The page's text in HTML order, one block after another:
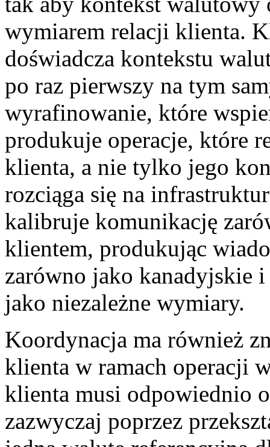
wymiarem relacji klienta.
doświadcza kontekstu
po raz pierwszy na tym
wyrafinowanie, które
produkuje operacje, które
klienta, a nie tylko jego
rozciąga się na
kalibruje komunikację
klientem, produkując
zarówno jako kanadyjskie
jako niezależne wymiary.
Koordynacja ma również
klienta w ramach operacji
klienta musi odpowiednio
zazwyczaj poprzez